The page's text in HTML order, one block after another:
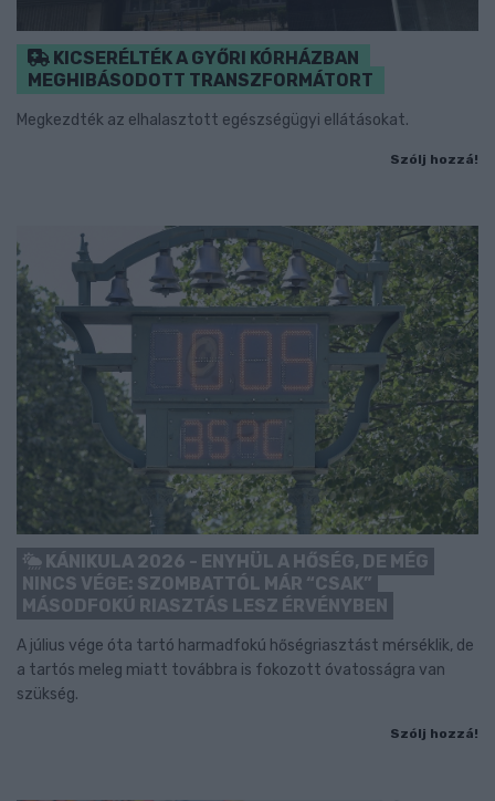
KICSERÉLTÉK A GYŐRI KÓRHÁZBAN
MEGHIBÁSODOTT TRANSZFORMÁTORT
Megkezdték az elhalasztott egészségügyi ellátásokat.
Szólj hozzá!
KÁNIKULA 2026 - ENYHÜL A HŐSÉG, DE MÉG
NINCS VÉGE: SZOMBATTÓL MÁR “CSAK”
MÁSODFOKÚ RIASZTÁS LESZ ÉRVÉNYBEN
A július vége óta tartó harmadfokú hőségriasztást mérséklik, de
a tartós meleg miatt továbbra is fokozott óvatosságra van
szükség.
Szólj hozzá!